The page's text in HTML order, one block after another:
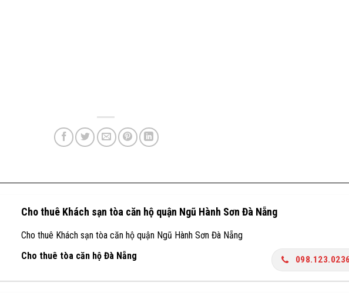
Cho thuê Khách sạn tòa căn hộ quận Ngũ Hành Sơn Đà Nẵng
Cho thuê Khách sạn tòa căn hộ quận Ngũ Hành Sơn Đà Nẵng
Cho thuê tòa căn hộ Đà Nẵng
098.123.0236